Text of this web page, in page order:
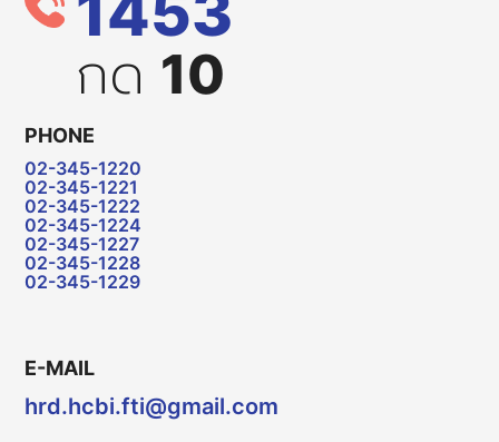
กด 10
PHONE
02-345-1220
02-345-1221
02-345-1222
02-345-1224
02-345-1227
02-345-1228
02-345-1229
E-MAIL
hrd.hcbi.fti@gmail.com